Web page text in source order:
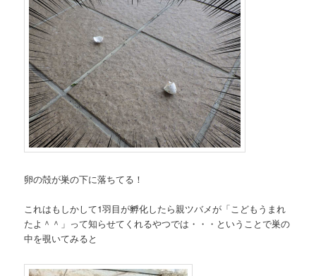
卵の殻が巣の下に落ちてる！
これはもしかして1羽目が孵化したら親ツバメが「こどもうまれ
たよ＾＾」って知らせてくれるやつでは・・・ということで巣の
中を覗いてみると